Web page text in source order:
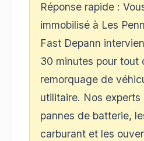
Réponse rapide :
immobilisé à Les
Fast Depann
30 minutes pour tout
remorquage de
utilitaire. Nos experts
pannes de batterie,
carburant et les